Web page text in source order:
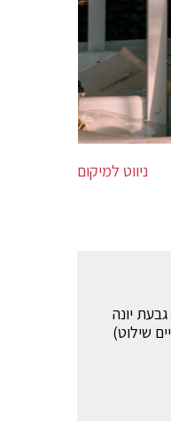
ניווט למיקום
יונה
שילוט)